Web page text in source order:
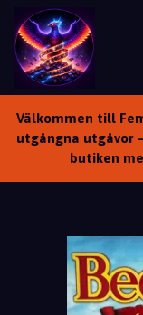
Välkommen till
utgångna utgåvor
butiken